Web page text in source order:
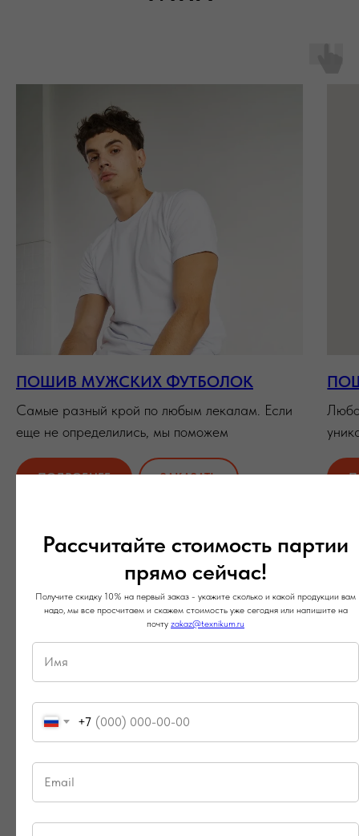
ПОШИВ МУЖСКИХ ФУТБОЛОК
Самые разный крой по любым лекалам. Если
еще не определились, мы поможем
ПОДРОБНЕЕ ЗАКАЗАТЬ
Рассчитайте стоимость партии
прямо сейчас!
Получите скидку 10% на первый заказ - укажите сколько и какой продукции вам
надо, мы все просчитаем и скажем стоимость уже сегодня или напишите на
почту zakaz@texnikum.ru
+7